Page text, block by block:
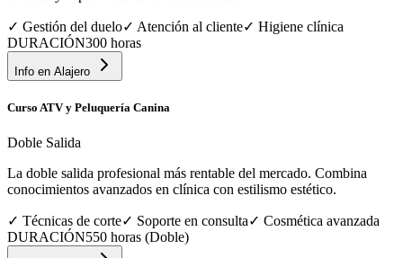
✓ Gestión del duelo✓ Atención al cliente✓ Higiene clínica
DURACIÓN300 horas
Info en Alajero
Curso ATV y Peluquería Canina
Doble Salida
La doble salida profesional más rentable del mercado. Combina
conocimientos avanzados en clínica con estilismo estético.
✓ Técnicas de corte✓ Soporte en consulta✓ Cosmética avanzada
DURACIÓN550 horas (Doble)